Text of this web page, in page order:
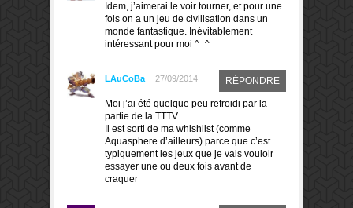
Idem, j’aimerai le voir tourner, et pour une
fois on a un jeu de civilisation dans un
monde fantastique. Inévitablement
intéressant pour moi ^_^
LAuCoBa 27/09/2014 RÉPONDRE
Moi j’ai été quelque peu refroidi par la
partie de la TTTV…
Il est sorti de ma whishlist (comme
Aquasphere d’ailleurs) parce que c’est
typiquement les jeux que je vais vouloir
essayer une ou deux fois avant de
craquer